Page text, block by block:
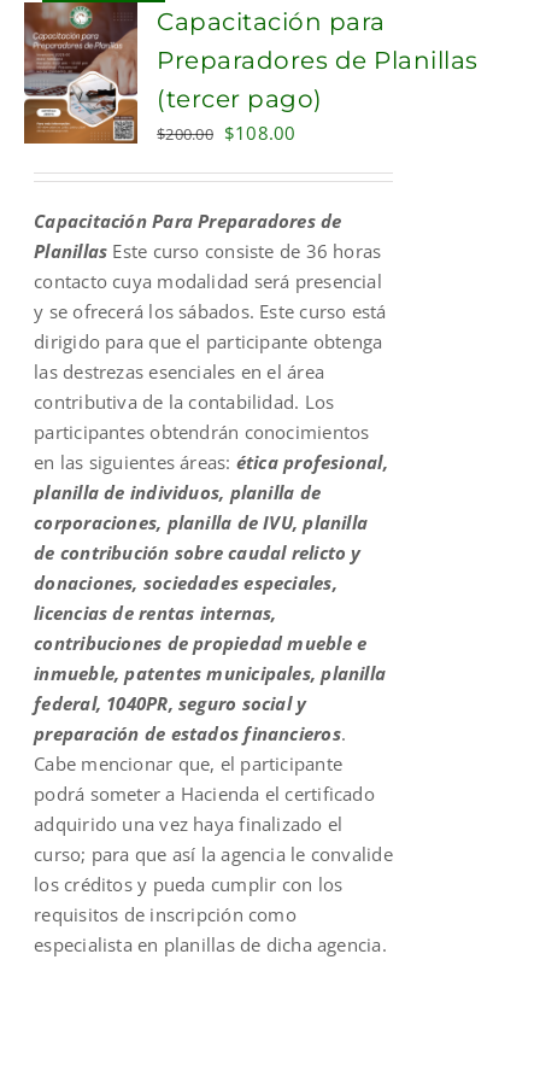
ADD TO
CART
Capacitación para
Preparadores de Planillas
(tercer pago)
$200.00 Original
$200.00.
$108.00
$108.00.
Capacitación Para Preparadores de
Planillas Este curso consiste de 36 horas
contacto cuya modalidad será presencial
y se ofrecerá los sábados. Este curso está
dirigido para que el participante obtenga
las destrezas esenciales en el área
contributiva de la contabilidad. Los
participantes obtendrán conocimientos
en las siguientes áreas: ética profesional,
planilla de individuos, planilla de
corporaciones, planilla de IVU, planilla
de contribución sobre caudal relicto y
donaciones, sociedades especiales,
licencias de rentas internas,
contribuciones de propiedad mueble e
inmueble, patentes municipales, planilla
federal, 1040PR, seguro social y
preparación de estados financieros.
Cabe mencionar que, el participante
podrá someter a Hacienda el certificado
adquirido una vez haya finalizado el
curso; para que así la agencia le convalide
los créditos y pueda cumplir con los
requisitos de inscripción como
especialista en planillas de dicha agencia.